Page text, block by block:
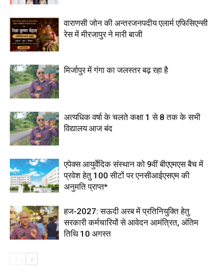
वाराणसी जोन की अन्तरजनपदीय एलार्म एफिसिएन्सी
रेस में मीरजापुर ने मारी बाजी
मिर्जापुर में गंगा का जलस्तर बढ़ रहा है
अत्यधिक वर्षा के चलते कक्षा 1 से 8 तक के सभी
विद्यालय आज बंद
एपेक्स आयुर्वेदिक संस्थान को 9वीं बीएएमएस बैच में
प्रवेश हेतु 100 सीटों पर एनसीआईएसएम की
अनुमति प्राप्त*
हज-2027: सऊदी अरब में प्रतिनियुक्ति हेतु
सरकारी कर्मचारियों से आवेदन आमंत्रित, अंतिम
तिथि 10 अगस्त